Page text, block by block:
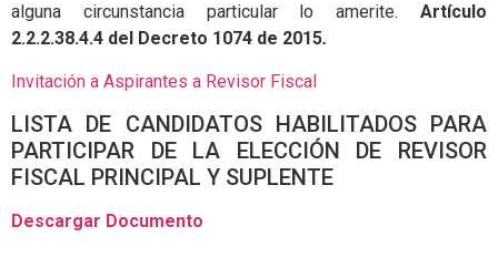
alguna circunstancia particular lo amerite. Artículo
2.2.2.38.4.4 del Decreto 1074 de 2015.
Invitación a Aspirantes a Revisor Fiscal
LISTA DE CANDIDATOS HABILITADOS PARA
PARTICIPAR DE LA ELECCIÓN DE REVISOR
FISCAL PRINCIPAL Y SUPLENTE
Descargar Documento